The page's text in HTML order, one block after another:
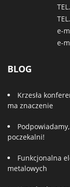
e-
e-
BLOG
Krzesła
ma znaczenie
poczekalni!
Funkcjonalna
metalowych